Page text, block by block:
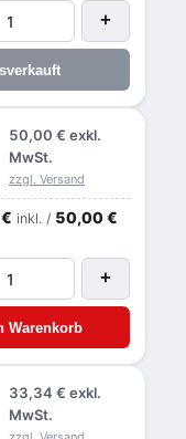
+
50,00 € exkl.
MwSt.
zzgl. Versand
inkl. / 50,00 €
+
Warenkorb
33,34 € exkl.
MwSt.